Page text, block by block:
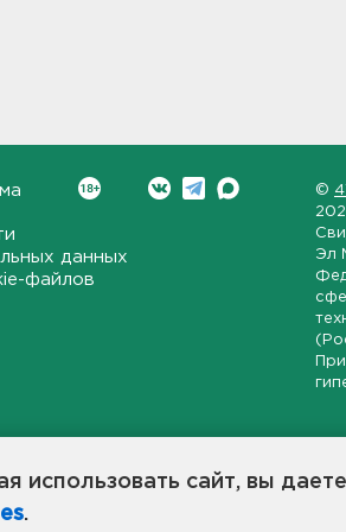
использовать сайт, вы
.
данных
файлов
©
Эл
области, экономической и
станет популярной и
в 47-м регионе России.